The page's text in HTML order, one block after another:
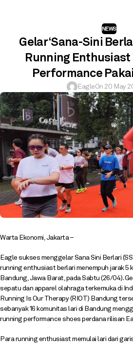
NEWS
Gelar ‘Sana-Sini
Running
Performance
EagleOn 20 May
Warta Ekonomi, Jakarta –
Eagle sukses menggelar Sana Sini Berlari
running enthusiast berlari menempuh jarak 5
Bandung, Jawa Barat, pada Sabtu (26/04).
sepatu dan apparel olahraga terkemuka di
Running Is Our Therapy (RIOT) Bandung
sebanyak 16 komunitas lari di Bandung
running performance shoes perdana rilisan
Para running enthusiast memulai lari dari